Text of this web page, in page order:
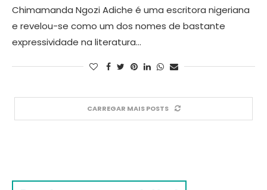
Chimamanda Ngozi Adiche é uma escritora nigeriana
e revelou-se como um dos nomes de bastante
expressividade na literatura…
CARREGAR MAIS POSTS